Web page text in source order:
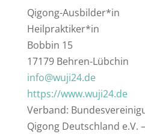
Qigong-Ausbilder*in
Heilpraktiker*in
Bobbin 15
17179 Behren-Lübchin
info@wuji24.de
https://www.wuji24.de
Verband:
Qigong Deutschland e.V.